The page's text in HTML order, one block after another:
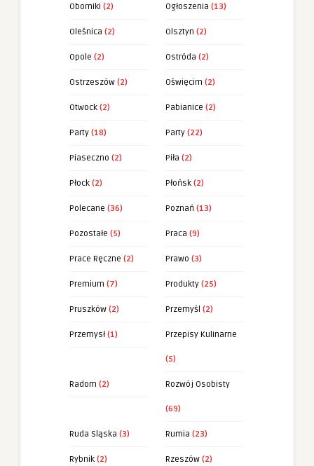
Oborniki (2) Ogłoszenia (13)
Oleśnica (2) Olsztyn (2)
Opole (2) Ostróda (2)
Ostrzeszów (2) Oświęcim (2)
Otwock (2) Pabianice (2)
Party (18) Party (22)
Piaseczno (2) Piła (2)
Płock (2) Płońsk (2)
Polecane (36) Poznań (13)
Pozostałe (5) Praca (9)
Prace Ręczne (2) Prawo (3)
Premium (7) Produkty (25)
Pruszków (2) Przemyśl (2)
Przemysł (1) Przepisy Kulinarne
(5)
Radom (2) Rozwój Osobisty
(69)
Ruda Sląska (3) Rumia (23)
Rybnik (2) Rzeszów (2)